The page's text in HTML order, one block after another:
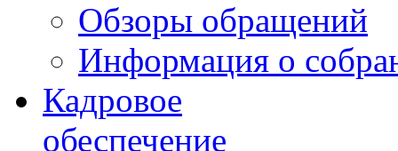
Обзоры обращений
Информация о
Кадровое
обеспечение